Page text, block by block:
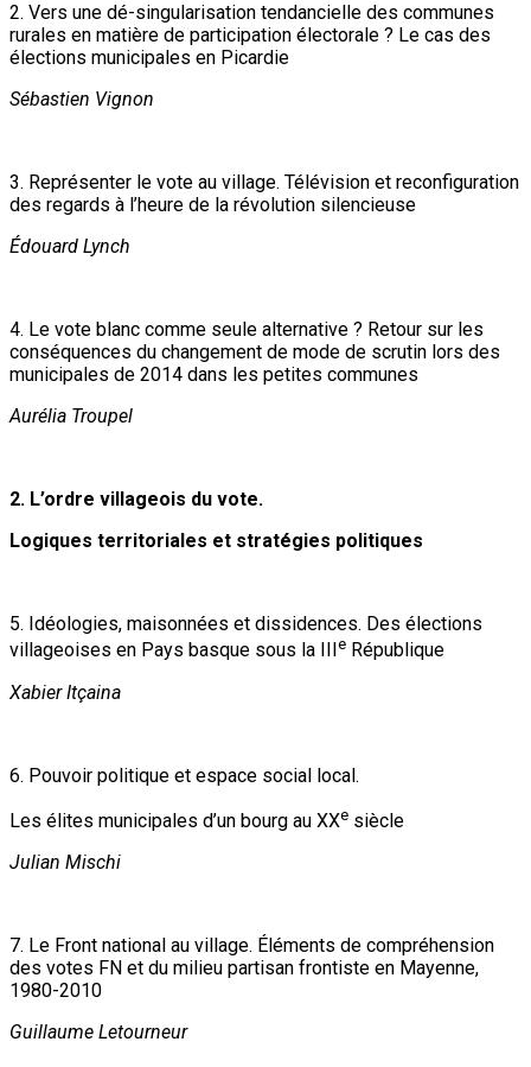
2. Vers une dé-singularisation tendancielle des communes
rurales en matière de participation électorale ? Le cas des
élections municipales en Picardie
Sébastien Vignon
3. Représenter le vote au village. Télévision et reconfiguration
des regards à l’heure de la révolution silencieuse
Édouard Lynch
4. Le vote blanc comme seule alternative ? Retour sur les
conséquences du changement de mode de scrutin lors des
municipales de 2014 dans les petites communes
Aurélia Troupel
2. L’ordre villageois du vote.
Logiques territoriales et stratégies politiques
5. Idéologies, maisonnées et dissidences. Des élections
villageoises en Pays basque sous la III
e République
Xabier Itçaina
6. Pouvoir politique et espace social local.
Les élites municipales d’un bourg au XXe siècle
Julian Mischi
7. Le Front national au village. Éléments de compréhension
des votes FN et du milieu partisan frontiste en Mayenne,
1980-2010
Guillaume Letourneur